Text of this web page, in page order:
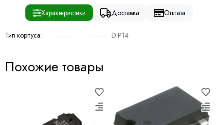
Характеристики Доставка Оплата
Тип корпуса: DIP14
Похожие товары